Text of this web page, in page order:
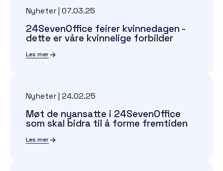
Nyheter| 07.03.25
24SevenOffice feirer kvinnedagen -
dette er våre kvinnelige forbilder
Les mer
Nyheter| 24.02.25
Møt de nyansatte i 24SevenOffice
som skal bidra til å forme fremtiden
Les mer